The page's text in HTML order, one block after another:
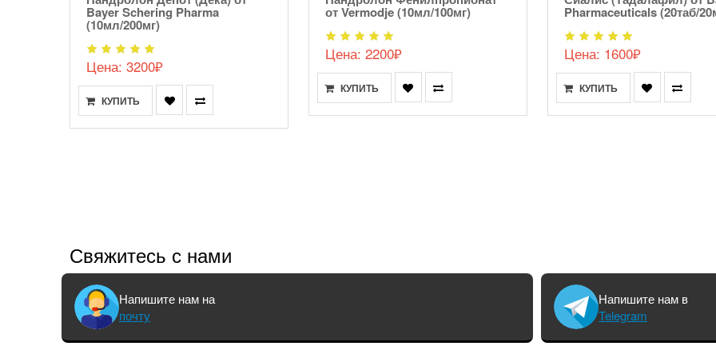
Bayer Schering Pharma
(10мл/200мг)
Цена: 3200₽
КУПИТЬ
от Vermodje (10мл/100мг)
Цена: 2200₽
КУПИТЬ
Pharmaceuticals (20таб/
Цена: 1600₽
КУПИТЬ
Свяжитесь с нами
Напишите нам на
почту
Напишите нам в
Telegram